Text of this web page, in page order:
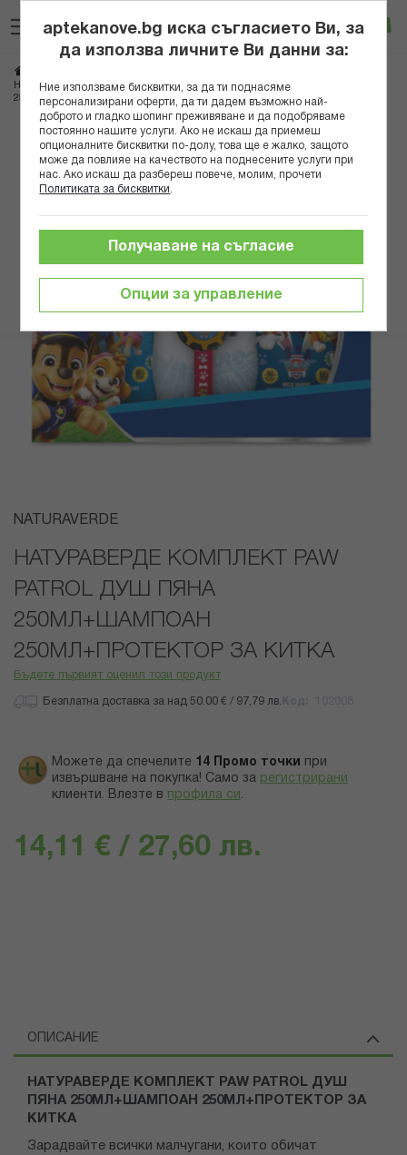
към
съдържанието
Вход
НАТУРАВЕРДЕ КОМПЛЕКТ PAW PATROL ДУШ ПЯНА 250МЛ+ШАМПОАН
250МЛ+ПРОТЕКТОР ЗА КИТКА
Преминете
края
галерията
изображенията
Преминете
началото
галерия
със
снимки
NATURAVERDE
НАТУРАВЕРДЕ КОМПЛЕКТ PAW
PATROL ДУШ ПЯНА
250МЛ+ШАМПОАН
250МЛ+ПРОТЕКТОР ЗА КИТКА
Бъдете първият оценил този продукт
Безплатна доставка за над 50.00 € / 97,79 лв.
Можете да спечелите 14 Промо точки
при
извършване на покупка! Само за регистрирани
клиенти. Влезте в профила си .
14,11 € / 27,60 лв.
ОПИСАНИЕ
НАТУРАВЕРДЕ КОМПЛЕКТ PAW PATROL ДУШ
ПЯНА 250МЛ+ШАМПОАН 250МЛ+ПРОТЕКТОР ЗА
КИТКА
Зарадвайте всички малчугани, които обичат
aptekanove.bg иска съгласието Ви, за
да използва личните Ви данни за:
Ние използваме бисквитки, за да ти поднасяме
персонализирани оферти, да ти дадем възможно най-
доброто и гладко шопинг преживяване и да подобряваме
постоянно нашите услуги. Ако не искаш да приемеш
опционалните бисквитки по-долу, това ще е жалко, защото
може да повлияе на качеството на поднесените услуги при
нас. Ако искаш да разбереш повече, молим, прочети
Политиката за бисквитки
Опции за управление
Получаване на съгласие